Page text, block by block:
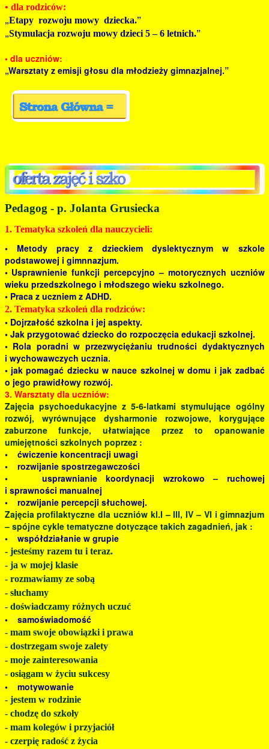
• dla rodziców:
„Etapy rozwoju mowy dziecka.”
„Stymulacja rozwoju mowy dzieci 5 – 6 letnich.”
• dla uczniów:
„Warsztaty z emisji głosu dla młodzieży gimnazjalnej.”
Pedagog - p. Jolanta Grusiecka
1. Tematyka szkoleń dla nauczycieli:
• Metody pracy z dzieckiem dyslektycznym w szkole
podstawowej i gimnnazjum.
• Usprawnienie funkcji percepcyjno – motorycznych uczniów
wieku przedszkolnego i młodszego wieku szkolnego.
• Praca z uczniem z ADHD.
2. Tematyka szkoleń dla rodziców:
• Dojrzałość szkolna i jej aspekty.
• Jak przygotować dziecko do rozpoczęcia edukacji szkolnej.
• Rola poradni w przezwyciężaniu trudności dydaktycznych
i wychowawczych ucznia.
• jak pomagać dziecku w nauce szkolnej w domu i jak zadbać
o jego prawidłowy rozwój.
3. Warsztaty dla uczniów:
Zajęcia psychoedukacyjne z 5-6-latkami stymulujące ogólny
rozwój, wyrównujące dysharmonie rozwojowe, korygujące
zaburzone funkcje, ułatwiające przez to opanowanie
umiejętności szkolnych poprzez :
• ćwiczenie koncentracji uwagi
• rozwijanie spostrzegawczości
• usprawnianie koordynacji wzrokowo – ruchowej
i sprawności manualnej
• rozwijanie percepcji słuchowej.
Zajęcia profilaktyczne dla uczniów kl.I – III, IV – VI i gimnazjum
– spójne cykle tematyczne dotyczące takich zagadnień, jak :
• współdziałanie w grupie
- jesteśmy razem tu i teraz.
- ja w mojej klasie
- rozmawiamy ze sobą
- słuchamy
- doświadczamy różnych uczuć
• samoświadomość
- mam swoje obowiązki i prawa
- dostrzegam swoje zalety
- moje zainteresowania
- osiągam w życiu sukcesy
• motywowanie
- jestem w rodzinie
- chodzę do szkoły
- mam kolegów i przyjaciół
- czerpię radość z życia